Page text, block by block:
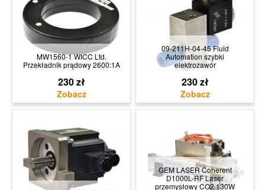
MW1560-1 WICC Ltd.
Przekładnik prądowy 2600:1A
230 zł
09-211H-04-45 Fluid
Automation szybki
elektrozawór
230 zł
GEM LASER Coherent
D1000L-RF Laser
przemysłowy CO2 130W